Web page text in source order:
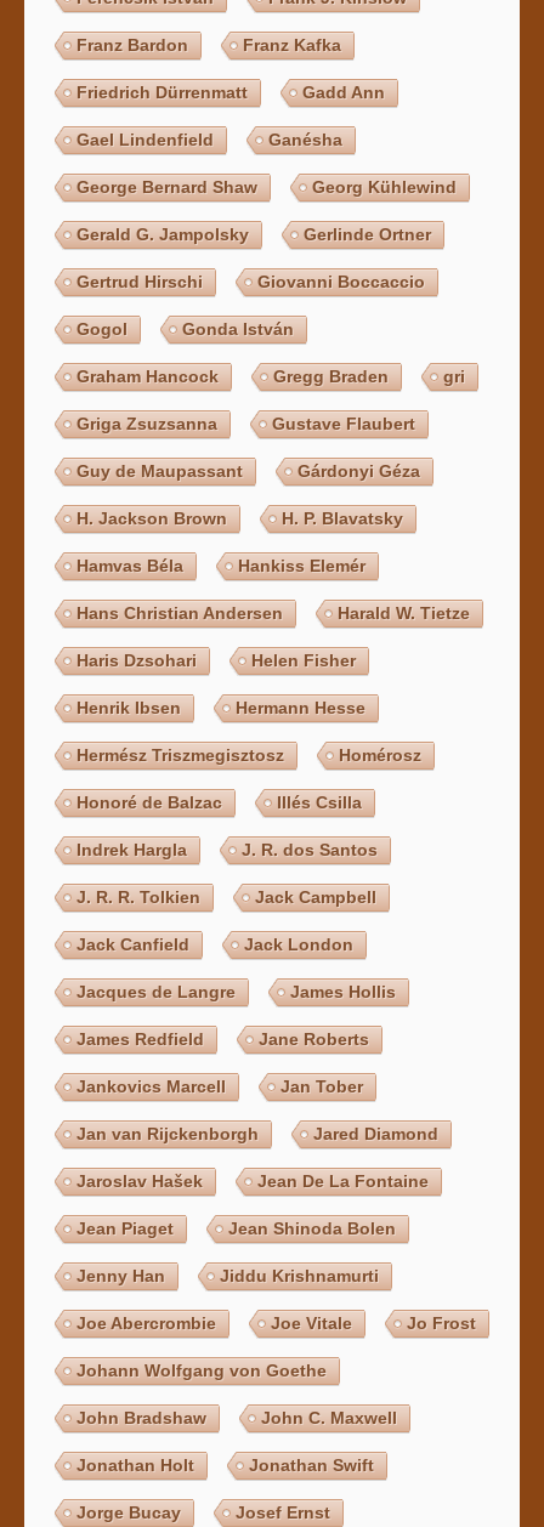
Franz Bardon Franz Kafka
Friedrich Dürrenmatt Gadd Ann
Gael Lindenfield Ganésha
George Bernard Shaw Georg Kühlewind
Gerald G. Jampolsky Gerlinde Ortner
Gertrud Hirschi Giovanni Boccaccio
Gogol Gonda István
Graham Hancock Gregg Braden gri
Griga Zsuzsanna Gustave Flaubert
Guy de Maupassant Gárdonyi Géza
H. Jackson Brown H. P. Blavatsky
Hamvas Béla Hankiss Elemér
Hans Christian Andersen Harald W. Tietze
Haris Dzsohari Helen Fisher
Henrik Ibsen Hermann Hesse
Hermész Triszmegisztosz Homérosz
Honoré de Balzac Illés Csilla
Indrek Hargla J. R. dos Santos
J. R. R. Tolkien Jack Campbell
Jack Canfield Jack London
Jacques de Langre James Hollis
James Redfield Jane Roberts
Jankovics Marcell Jan Tober
Jan van Rijckenborgh Jared Diamond
Jaroslav Hašek Jean De La Fontaine
Jean Piaget Jean Shinoda Bolen
Jenny Han Jiddu Krishnamurti
Joe Abercrombie Joe Vitale Jo Frost
Johann Wolfgang von Goethe
John Bradshaw John C. Maxwell
Jonathan Holt Jonathan Swift
Jorge Bucay Josef Ernst